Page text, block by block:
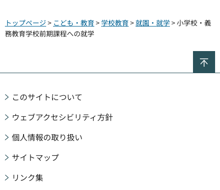
トップページ > こども・教育>学校教育>就園・就学> 小学校・義
務教育学校前期課程への就学
このサイトについて
ウェブアクセシビリティ方針
個人情報の取り扱い
サイトマップ
リンク集